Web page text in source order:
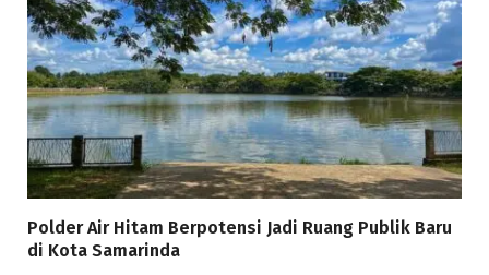
Polder Air Hitam Berpotensi Jadi Ruang Publik Baru
di Kota Samarinda